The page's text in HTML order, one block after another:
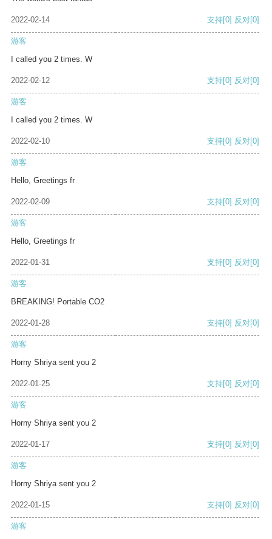
2022-02-14 支持[0] 反对[0]
游客
I called you 2 times. W
2022-02-12 支持[0] 反对[0]
游客
I called you 2 times. W
2022-02-10 支持[0] 反对[0]
游客
Hello, Greetings fr
2022-02-09 支持[0] 反对[0]
游客
Hello, Greetings fr
2022-01-31 支持[0] 反对[0]
游客
BREAKING! Portable CO2
2022-01-28 支持[0] 反对[0]
游客
Horny Shriya sent you 2
2022-01-25 支持[0] 反对[0]
游客
Horny Shriya sent you 2
2022-01-17 支持[0] 反对[0]
游客
Horny Shriya sent you 2
2022-01-15 支持[0] 反对[0]
游客